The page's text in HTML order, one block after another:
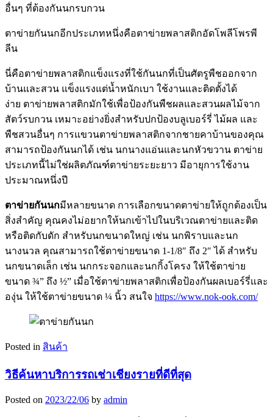
อื่นๆ ที่ต้องกันนกรบกวน
ตาข่ายกันนกอีกประเภทหนึ่งคือตาข่ายพลาสติกอัดโพลีโพรพี
ลีน
นี่คือตาข่ายพลาสติกแข็งแรงที่ใช้กันนกที่เป็นศัตรูพืชออกจาก
บ้านและสวน แข็งแรงแต่น้ำหนักเบา ใช้งานและติดตั้งได้
ง่าย ตาข่ายพลาสติกมักใช้เพื่อป้องกันพืชผลและสวนผลไม้จาก
สัตว์รบกวน เหมาะอย่างยิ่งสำหรับปกป้องบลูเบอร์รี่ ไม้ผล และ
พืชสวนอื่นๆ การแขวนตาข่ายพลาสติกจากชายคาบ้านของคุณ
สามารถป้องกันนกได้ เช่น นกนางแอ่นและนกหัวขวาน ตาข่าย
ประเภทนี้ไม่ใช่ผลิตภัณฑ์ตาข่ายระยะยาว มีอายุการใช้งาน
ประมาณหนึ่งปี
ตาข่ายกันนกมีหลายขนาด การเลือกขนาดตาข่ายให้ถูกต้องเป็น
สิ่งสำคัญ คุณคงไม่อยากให้นกเข้าไปในบริเวณตาข่ายและติด
หรือติดกับดัก สำหรับนกขนาดใหญ่ เช่น นกพิราบและนก
นางนวล คุณสามารถใช้ตาข่ายขนาด 1-1/8″ ถึง 2″ ได้ สำหรับ
นกขนาดเล็ก เช่น นกกระจอกและนกกิ้งโครง ให้ใช้ตาข่าย
ขนาด ¾” ถึง ½” เมื่อใช้ตาข่ายพลาสติกเพื่อป้องกันผลเบอร์รี่และ
องุ่น ให้ใช้ตาข่ายขนาด ¼ นิ้ว สนใจ https://www.nok-ook.com/
Posted in สินค้า
วิธีค้นหาบริการรถเช่าเชียงรายที่ดีที่สุด
Posted on 2023/22/06 by admin